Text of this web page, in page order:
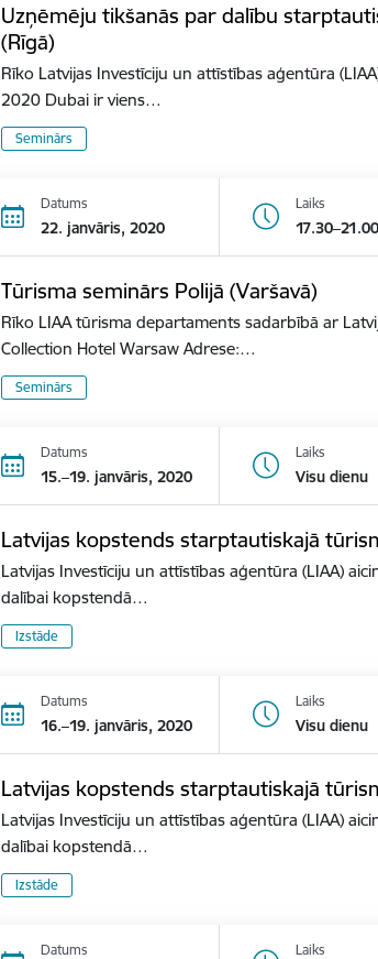
Uzņēmēju tikšanās par dalību
(Rīgā)
Rīko Latvijas Investīciju un attīstības aģentūra
2020 Dubai ir viens…
Seminārs
Datums
22. janvāris, 2020
Laiks
17.30–21.00
Tūrisma seminārs Polijā (Varšavā)
Rīko LIAA tūrisma departaments sadarbībā ar
Collection Hotel Warsaw Adrese:…
Seminārs
Datums
15.–19. janvāris, 2020
Laiks
Visu dienu
Latvijas kopstends starptautiskajā
Latvijas Investīciju un attīstības aģentūra (LIAA)
dalībai kopstendā…
Izstāde
Datums
16.–19. janvāris, 2020
Laiks
Visu dienu
Latvijas kopstends starptautiskajā
Latvijas Investīciju un attīstības aģentūra (LIAA)
dalībai kopstendā…
Izstāde
Datums Laiks